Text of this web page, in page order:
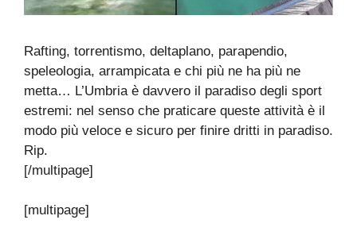
Rafting, torrentismo, deltaplano, parapendio,
speleologia, arrampicata e chi più ne ha più ne
metta… L’Umbria è davvero il paradiso degli sport
estremi: nel senso che praticare queste attività è il
modo più veloce e sicuro per finire dritti in paradiso.
Rip.
[/multipage]
[multipage]